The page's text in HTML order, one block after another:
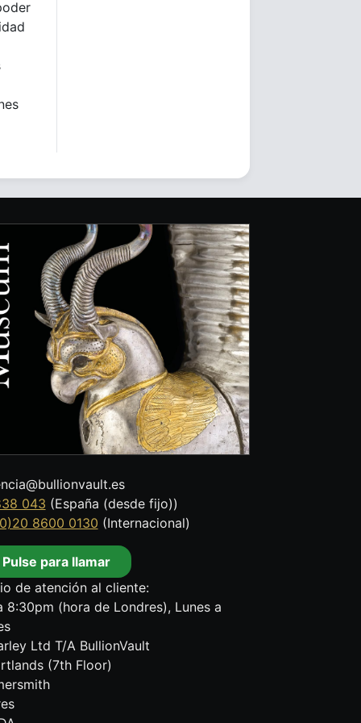
043 (España (desde fijo))
8600 0130 (Internacional)
para llamar
de atención al cliente:
8:30pm (hora de Londres), Lunes a
Ltd T/A BullionVault
(7th Floor)